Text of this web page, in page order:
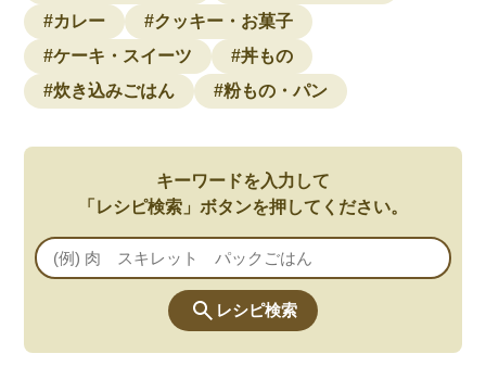
#カレー
#クッキー・お菓子
#ケーキ・スイーツ
#丼もの
#炊き込みごはん
#粉もの・パン
キーワードを入力して
「レシピ検索」ボタンを押してください。
レシピ検索